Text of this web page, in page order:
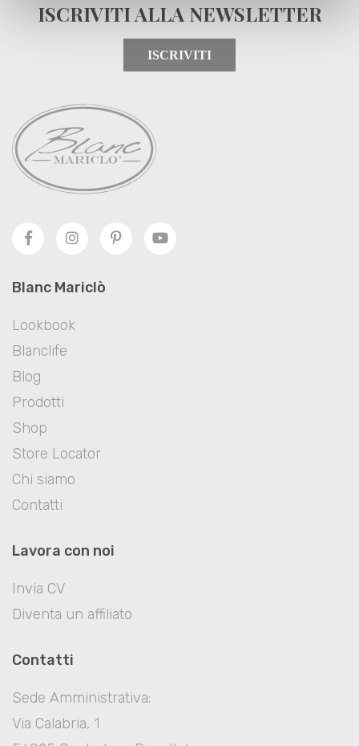
ISCRIVITI ALLA NEWSLETTER
ISCRIVITI
Blanc Mariclò
Lookbook
Blanclife
Blog
Prodotti
Shop
Store Locator
Chi siamo
Contatti
Lavora con noi
Invia CV
Diventa un affiliato
Contatti
Sede Amministrativa:
Via Calabria, 1